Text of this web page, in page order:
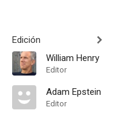
Edición
William Henry
Editor
Adam Epstein
Editor